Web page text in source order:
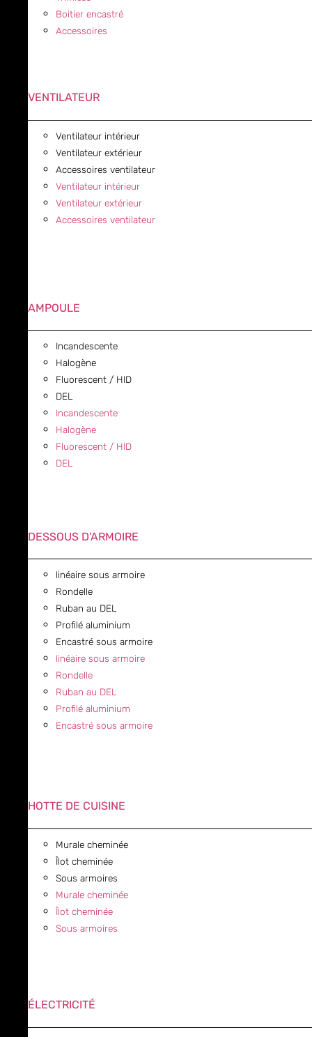
Boitier encastré
Accessoires
VENTILATEUR
Ventilateur intérieur
Ventilateur extérieur
Accessoires ventilateur
Ventilateur intérieur
Ventilateur extérieur
Accessoires ventilateur
AMPOULE
Incandescente
Halogène
Fluorescent / HID
DEL
Incandescente
Halogène
Fluorescent / HID
DEL
DESSOUS D'ARMOIRE
linéaire sous armoire
Rondelle
Ruban au DEL
Profilé aluminium
Encastré sous armoire
linéaire sous armoire
Rondelle
Ruban au DEL
Profilé aluminium
Encastré sous armoire
HOTTE DE CUISINE
Murale cheminée
Îlot cheminée
Sous armoires
Murale cheminée
Îlot cheminée
Sous armoires
ÉLECTRICITÉ